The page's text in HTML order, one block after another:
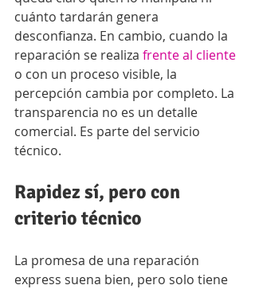
cuánto tardarán genera
desconfianza. En cambio, cuando la
reparación se realiza frente al cliente
o con un proceso visible, la
percepción cambia por completo. La
transparencia no es un detalle
comercial. Es parte del servicio
técnico.
Rapidez sí, pero con
criterio técnico
La promesa de una reparación
express suena bien, pero solo tiene